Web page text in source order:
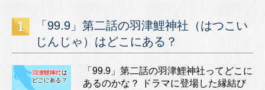
「99.9」第二話の羽津鯉神社（はつこい
じんじゃ）はどこにある？
「99.9」第二話の羽津鯉神社ってどこに
あるのかな？ ドラマに登場した縁結び